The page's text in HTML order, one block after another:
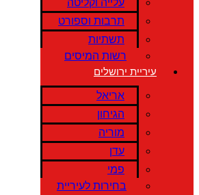
תרבות וספורט
תשתיות
רשות המיסים
עיריית ירושלים
אריאל
הגיחון
מוריה
עדן
פמי
בחירות לעיריית